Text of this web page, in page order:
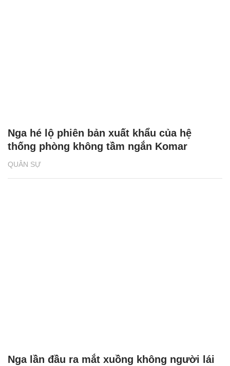
QUÂN SỰ
Nga hé lộ phiên bản xuất khẩu của hệ
thống phòng không tầm ngắn Komar
Nga lần đầu ra mắt xuồng không người lái